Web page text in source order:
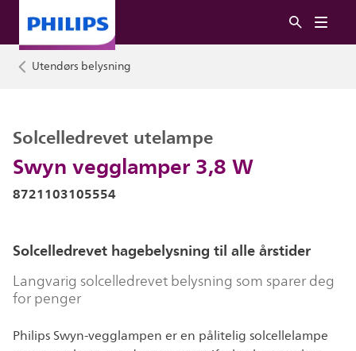
Utendørs belysning
Swyn vegglamper 3,8 W
Solcelledrevet utelampe
8721103105554
Solcelledrevet hagebelysning til alle årstider
Langvarig solcelledrevet belysning som sparer deg
for penger
Philips Swyn-vegglampen er en pålitelig solcellelampe